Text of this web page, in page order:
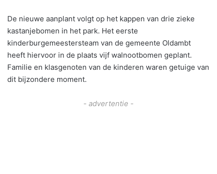
De nieuwe aanplant volgt op het kappen van drie zieke
kastanjebomen in het park. Het eerste
kinderburgemeestersteam van de gemeente Oldambt
heeft hiervoor in de plaats vijf walnootbomen geplant.
Familie en klasgenoten van de kinderen waren getuige van
dit bijzondere moment.
- advertentie -